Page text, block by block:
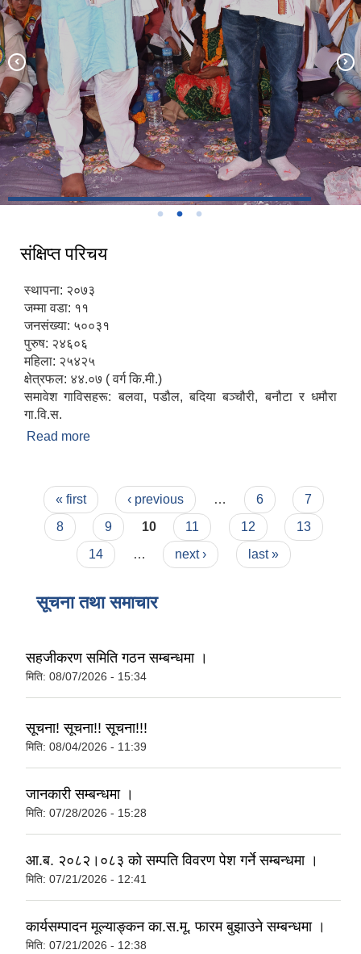
संक्षिप्त परिचय
स्थापना: २०७३
जम्मा वडा: ११
जनसंख्या: ५००३१
पुरुष: २४६०६
महिला: २५४२५
क्षेत्रफल: ४४.०७ ( वर्ग कि.मी.)
समावेश गाविसहरू: बलवा, पडौल, बदिया बञ्चौरी, बनौटा र धमौरा
गा.वि.स.
Read more
Pages
« first ‹ previous … 6
7
8
9 10 11 12
13
14
… next › last »
सूचना तथा समाचार
सहजीकरण समिति गठन सम्बन्धमा ।
मिति: 08/07/2026 - 15:34
सूचना! सूचना!! सूचना!!!
मिति: 08/04/2026 - 11:39
जानकारी सम्बन्धमा ।
मिति: 07/28/2026 - 15:28
आ.ब. २०८२।०८३ को सम्पति विवरण पेश गर्ने सम्बन्धमा ।
मिति: 07/21/2026 - 12:41
कार्यसम्पादन मूल्याङ्कन का.स.मू. फारम बुझाउने सम्बन्धमा ।
मिति: 07/21/2026 - 12:38